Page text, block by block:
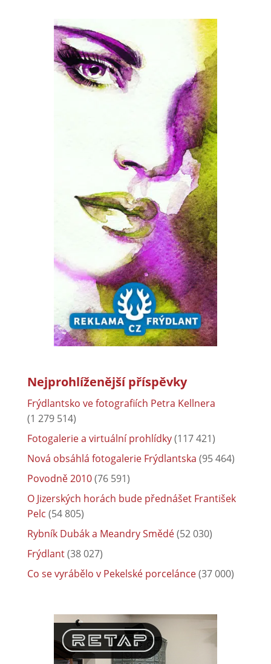
Nejprohlíženější příspěvky
Frýdlantsko ve fotografiích Petra Kellnera
(1 279 514)
Fotogalerie a virtuální prohlídky(117 421)
Nová obsáhlá fotogalerie Frýdlantska (95 464)
Povodně 2010(76 591)
O Jizerských horách bude přednášet František
Pelc (54 805)
Rybník Dubák a Meandry Smědé(52 030)
Frýdlant(38 027)
Co se vyrábělo v Pekelské porcelánce(37 000)